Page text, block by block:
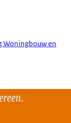
Woningbouw en